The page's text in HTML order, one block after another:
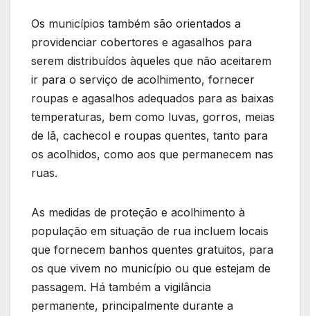
Os municípios também são orientados a
providenciar cobertores e agasalhos para
serem distribuídos àqueles que não aceitarem
ir para o serviço de acolhimento, fornecer
roupas e agasalhos adequados para as baixas
temperaturas, bem como luvas, gorros, meias
de lã, cachecol e roupas quentes, tanto para
os acolhidos, como aos que permanecem nas
ruas.
As medidas de proteção e acolhimento à
população em situação de rua incluem locais
que fornecem banhos quentes gratuitos, para
os que vivem no município ou que estejam de
passagem. Há também a vigilância
permanente, principalmente durante a